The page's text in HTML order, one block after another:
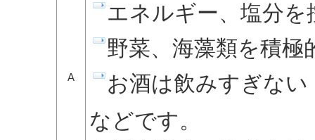
A
エネルギー、塩分
野菜、海藻類を積極
お酒は飲みすぎない
などです。